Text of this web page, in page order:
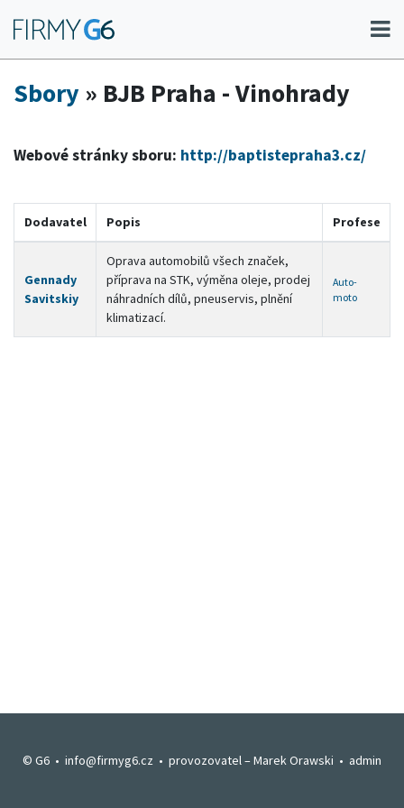
Sbory » BJB Praha - Vinohrady
Webové stránky sboru: http://baptistepraha3.cz/
Dodavatel Popis Profese
Gennady
Savitskiy
Oprava automobilů všech značek,
příprava na STK, výměna oleje, prodej
náhradních dílů, pneuservis, plnění
klimatizací.
Auto-
moto
© G6 • info@firmyg6.cz • provozovatel –Marek Orawski • admin